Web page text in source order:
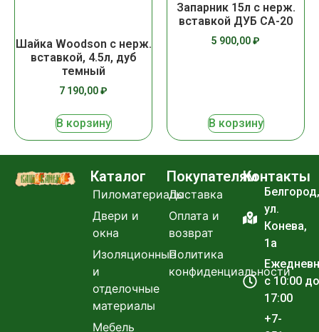
Шайка Woodson с нерж.
вставкой, 4.5л, дуб
темный
7 190,00₽
В корзину
Запарник 15л с нерж.
вставкой ДУБ СА-20
5 900,00₽
В корзину
Каталог
Пиломатериалы
Двери и
окна
Изоляционные
и
отделочные
материалы
Мебель
Покупателям
Доставка
Оплата и
возврат
Политика
конфиденциальности
Контакты
Белгород,
ул.
Конева,
1а
с 10:00 до
17:00
+7-